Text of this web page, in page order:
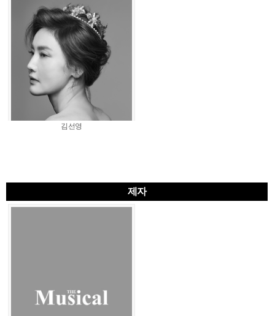
김선영
제자